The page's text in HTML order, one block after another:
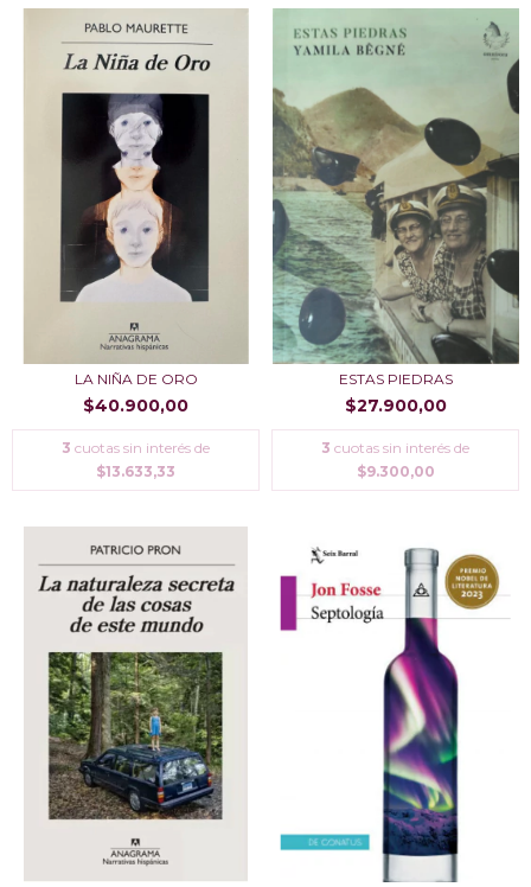
LA NIÑA DE ORO
$40.900,00
3 cuotas sin interés de
$13.633,33
ESTAS PIEDRAS
$27.900,00
3 cuotas sin interés de
$9.300,00